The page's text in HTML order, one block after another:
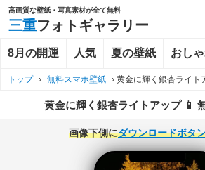
高画質な壁紙・写真素材が全て無料
三重フォトギャラリー
8月の開運 人気 夏の壁紙 おし
トップ › 無料スマホ壁紙 › 黄金に輝く銀杏ライト
黄金に輝く銀杏ライトアップ 📱
画像下側にダウンロードボタ